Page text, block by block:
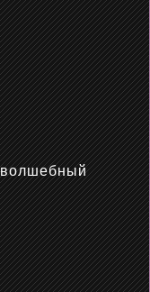
волшебный